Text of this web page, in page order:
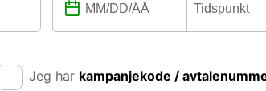
Jeg har kampanjekode /